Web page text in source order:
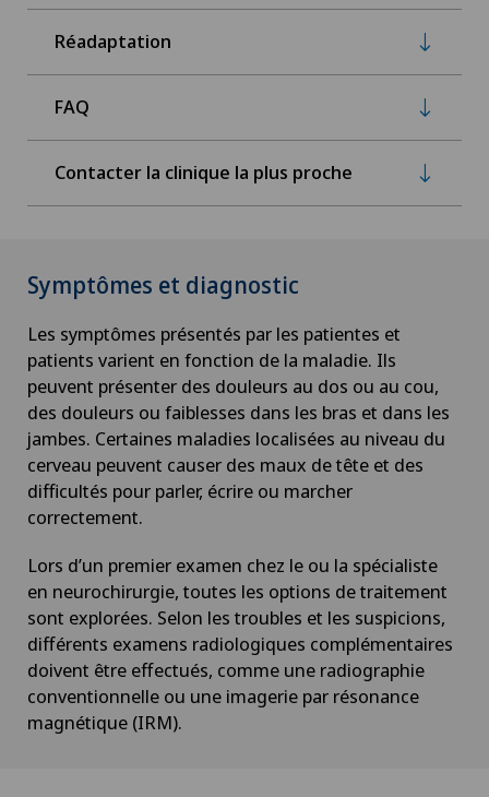
Réadaptation
FAQ
Contacter la clinique la plus proche
Symptômes et diagnostic
Les symptômes présentés par les patientes et
patients varient en fonction de la maladie. Ils
peuvent présenter des douleurs au dos ou au cou,
des douleurs ou faiblesses dans les bras et dans les
jambes. Certaines maladies localisées au niveau du
cerveau peuvent causer des maux de tête et des
difficultés pour parler, écrire ou marcher
correctement.
Lors d’un premier examen chez le ou la spécialiste
en neurochirurgie, toutes les options de traitement
sont explorées. Selon les troubles et les suspicions,
différents examens radiologiques complémentaires
doivent être effectués, comme une radiographie
conventionnelle ou une imagerie par résonance
magnétique (IRM).